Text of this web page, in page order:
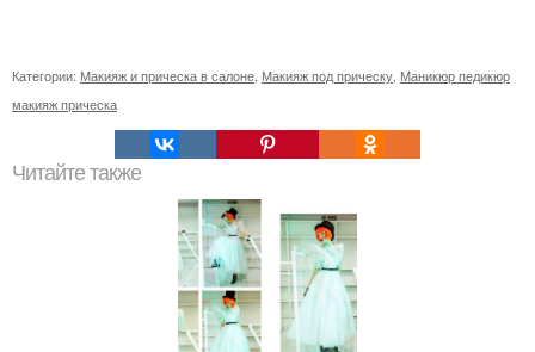
Категории: Макияж и прическа в салоне Макияж под прическу Маникюр педикюр
макияж прическа
Читайте также